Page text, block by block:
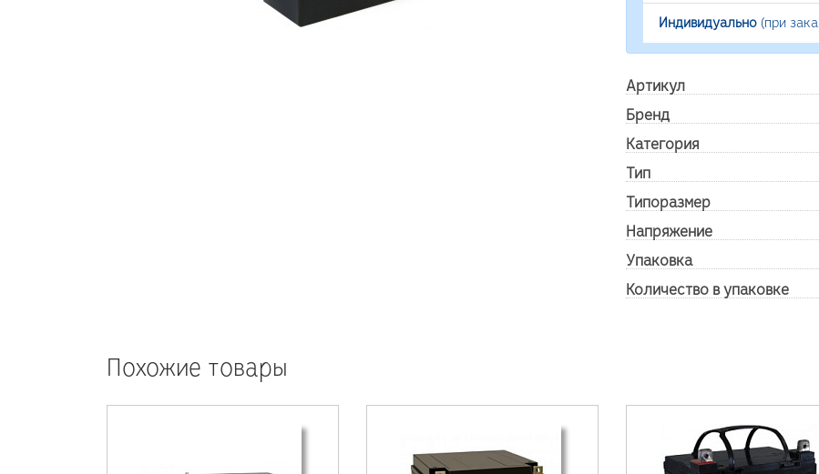
Индивидуально (при
Артикул
Бренд
Категория
Тип
Типоразмер
Напряжение
Упаковка
Количество в упаковке
Похожие товары